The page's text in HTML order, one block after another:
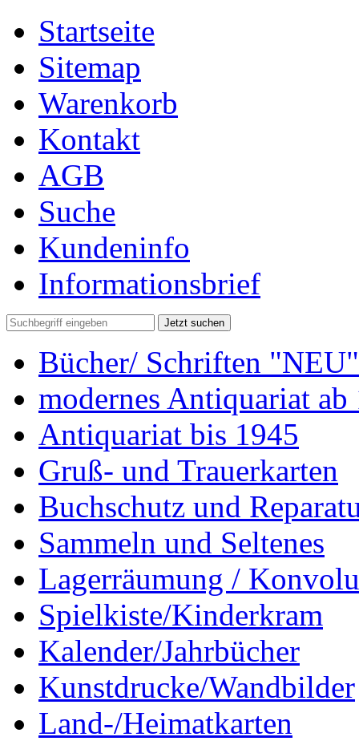
Startseite
Sitemap
Warenkorb
Kontakt
AGB
Suche
Kundeninfo
Informationsbrief
Jetzt suchen
Bücher/ Schriften "NEU"
modernes Antiquariat ab
Antiquariat bis 1945
Gruß- und Trauerkarten
Buchschutz und
Sammeln und Seltenes
Lagerräumung /
Spielkiste/Kinderkram
Kalender/Jahrbücher
Kunstdrucke/Wandbilder
Land-/Heimatkarten